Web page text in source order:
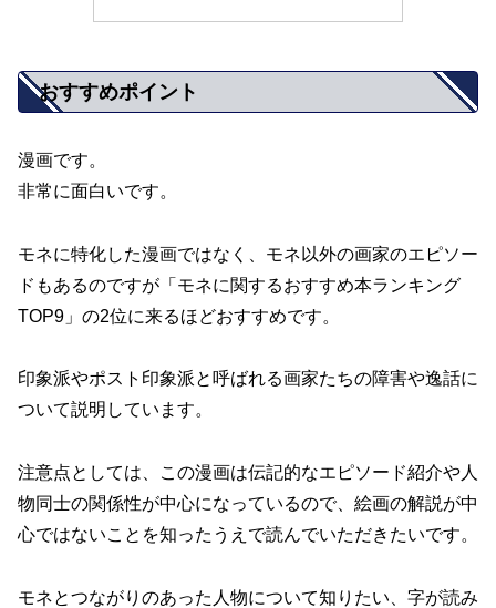
おすすめポイント
漫画です。
非常に面白いです。
モネに特化した漫画ではなく、モネ以外の画家のエピソー
ドもあるのですが「モネに関するおすすめ本ランキング
TOP9」の2位に来るほどおすすめです。
印象派やポスト印象派と呼ばれる画家たちの障害や逸話に
ついて説明しています。
注意点としては、この漫画は伝記的なエピソード紹介や人
物同士の関係性が中心になっているので、絵画の解説が中
心ではないことを知ったうえで読んでいただきたいです。
モネとつながりのあった人物について知りたい、字が読み